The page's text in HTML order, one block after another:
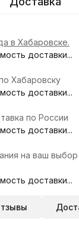
в Хабаровске.
доставки...
Хабаровску
доставки...
по России
доставки...
на ваш
доставки...